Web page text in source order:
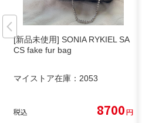
[新品未使用] SONIA RYKIEL SA
CS fake fur bag
マイストア在庫： 2053
税込 8700円